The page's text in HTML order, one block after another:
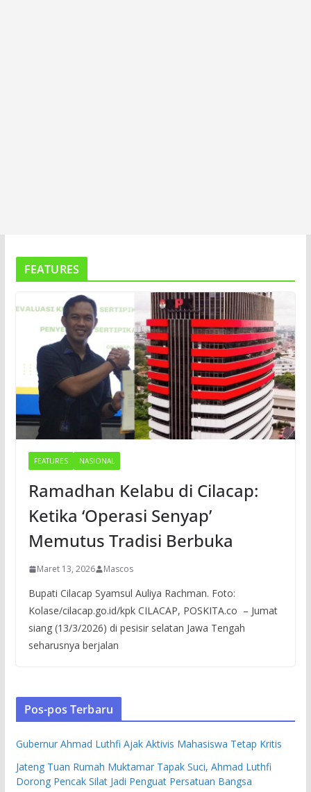
FEATURES
FEATURES NASIONAL
Ramadhan Kelabu di Cilacap:
Ketika ‘Operasi Senyap’
Memutus Tradisi Berbuka
Maret 13, 2026 Mascos
Bupati Cilacap Syamsul Auliya Rachman. Foto:
Kolase/cilacap.go.id/kpk CILACAP, POSKITA.co – Jumat
siang (13/3/2026) di pesisir selatan Jawa Tengah
seharusnya berjalan
Pos-pos Terbaru
Gubernur Ahmad Luthfi Ajak Aktivis Mahasiswa Tetap Kritis
Jateng Tuan Rumah Muktamar Tapak Suci, Ahmad Luthfi
Dorong Pencak Silat Jadi Penguat Persatuan Bangsa